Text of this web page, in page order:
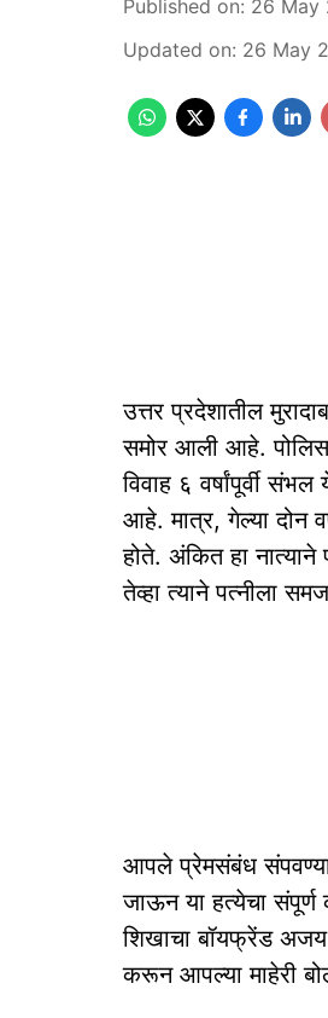
Published on: 26 May
Updated on: 26 May
उत्तर प्रदेशातील
समोर आली आहे.
विवाह ६ वर्षांपूर्वी
आहे. मात्र, गेल्या दोन
होते. अंकित हा नात्याने
तेव्हा त्याने पत्नीला
आपले प्रेमसंबंध
जाऊन या हत्येचा
शिखाचा बॉयफ्रेंड
करून आपल्या माहेरी